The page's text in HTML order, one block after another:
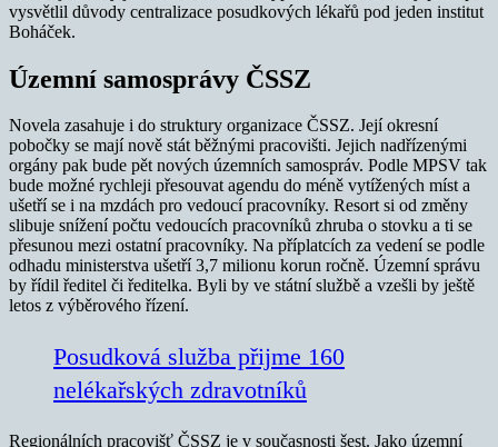
vysvětlil důvody centralizace posudkových lékařů pod jeden institut
Boháček.
Územní samosprávy ČSSZ
Novela zasahuje i do struktury organizace ČSSZ. Její okresní
pobočky se mají nově stát běžnými pracovišti. Jejich nadřízenými
orgány pak bude pět nových územních samospráv. Podle MPSV tak
bude možné rychleji přesouvat agendu do méně vytížených míst a
ušetří se i na mzdách pro vedoucí pracovníky. Resort si od změny
slibuje snížení počtu vedoucích pracovníků zhruba o stovku a ti se
přesunou mezi ostatní pracovníky. Na příplatcích za vedení se podle
odhadu ministerstva ušetří 3,7 milionu korun ročně. Územní správu
by řídil ředitel či ředitelka. Byli by ve státní službě a vzešli by ještě
letos z výběrového řízení.
Posudková služba přijme 160
nelékařských zdravotníků
Regionálních pracovišť ČSSZ je v současnosti šest. Jako územní